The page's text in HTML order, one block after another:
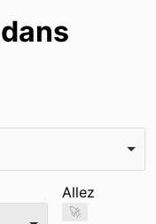
Allez
🚀